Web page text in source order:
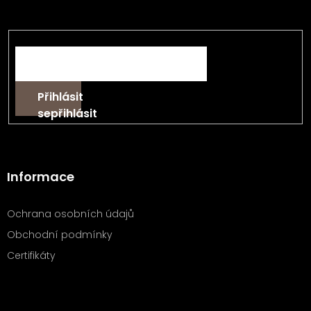
Přihlásit
se
Informace
Ochrana osobních údajů
Obchodní podmínky
Certifikáty